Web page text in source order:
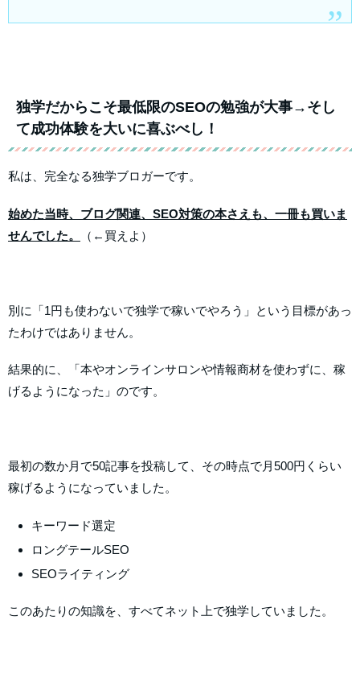
独学だからこそ最低限のSEOの勉強が大事→そし
て成功体験を大いに喜ぶべし！
私は、完全なる独学ブロガーです。
始めた当時、ブログ関連、SEO対策の本さえも、一冊も買いま
せんでした。
（←買えよ）
別に「1円も使わないで独学で稼いでやろう」という目標があっ
たわけではありません。
結果的に、「本やオンラインサロンや情報商材を使わずに、稼
げるようになった」のです。
最初の数か月で50記事を投稿して、その時点で月500円くらい
稼げるようになっていました。
キーワード選定
ロングテールSEO
SEOライティング
このあたりの知識を、すべてネット上で独学していました。